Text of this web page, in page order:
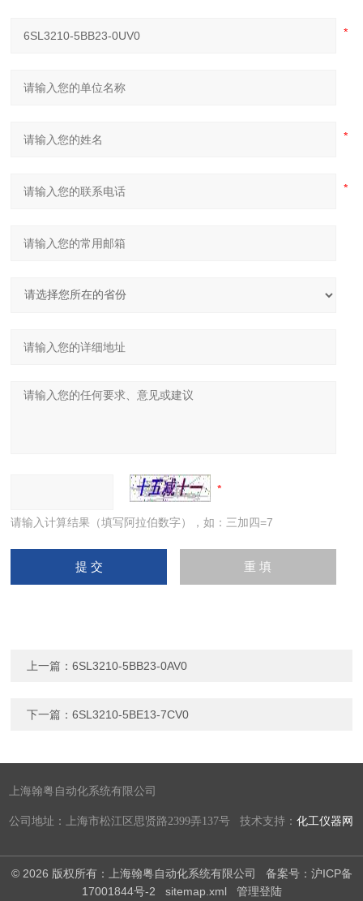
请输入计算结果（填写阿拉伯数字），如：三加四=7
上一篇：6SL3210-5BB23-0AV0
下一篇：6SL3210-5BE13-7CV0
上海翰粤自动化系统有限公司
公司地址：上海市松江区思贤路2399弄137号 技术支持：化工仪器网
© 2026 版权所有：上海翰粤自动化系统有限公司 备案号：沪ICP备
17001844号-2
sitemap.xml 管理登陆